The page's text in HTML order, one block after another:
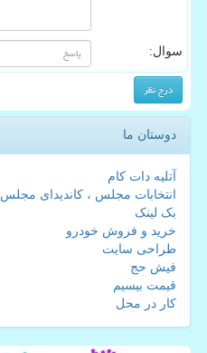
سوال:
دوستان ما
آتلیه دات کام
انتخابات مجلس ، کاندیدای مجلس
بک لینک
خرید و فروش خودرو
طراحی سایت
فیش حج
قیمت بیسیم
کار در محل